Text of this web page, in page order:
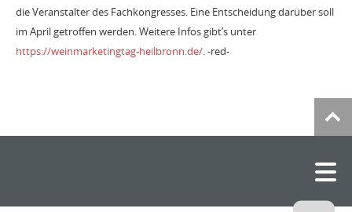
die Veranstalter des Fachkongresses. Eine Entscheidung darüber soll
im April getroffen werden. Weitere Infos gibt’s unter
https://weinmarketingtag-heilbronn.de/. -red-